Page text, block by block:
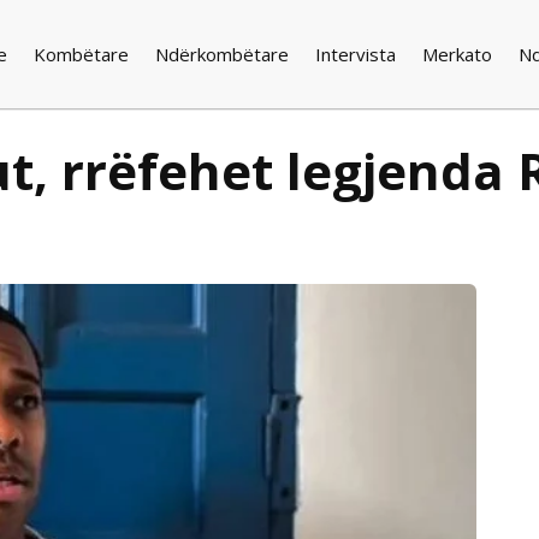
Kombëtare Ndërkombëtare Intervista Merkato
rrëfehet legjenda